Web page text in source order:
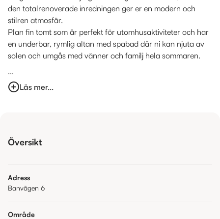
den totalrenoverade inredningen ger er en modern och
stilren atmosfär.
Plan fin tomt som är perfekt för utomhusaktiviteter och har
en underbar, rymlig altan med spabad där ni kan njuta av
solen och umgås med vänner och familj hela sommaren.
...
Läs mer...
Översikt
Adress
Banvägen 6
Område